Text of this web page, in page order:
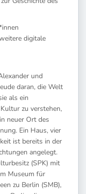
digitale
und
daran, die Welt
als ein
zu verstehen,
neuer Ort des
Ein Haus, vier
ist bereits in der
angelegt.
(SPK) mit
Museum für
zu Berlin (SMB),